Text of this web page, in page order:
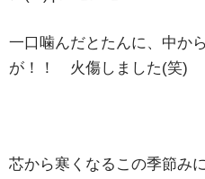
一口噛んだとたんに、中か
が！！ 火傷しました(笑)
芯から寒くなるこの季節み